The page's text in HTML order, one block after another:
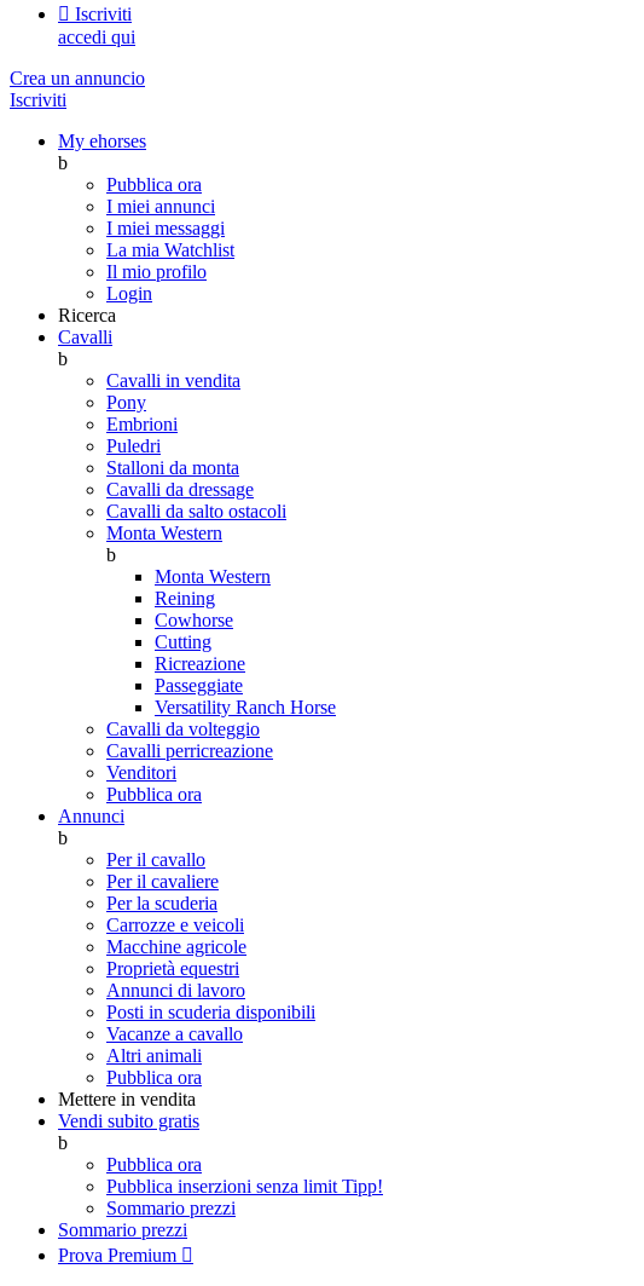
 Iscriviti
accedi qui
Crea un annuncio
Iscriviti
My ehorses
b
Pubblica ora
I miei annunci
I miei messaggi
La mia Watchlist
Il mio profilo
Login
Ricerca
Cavalli
b
Cavalli in vendita
Pony
Embrioni
Puledri
Stalloni da monta
Cavalli da dressage
Cavalli da salto ostacoli
Monta Western
b
Monta Western
Reining
Cowhorse
Cutting
Ricreazione
Passeggiate
Versatility Ranch Horse
Cavalli da volteggio
Cavalli perricreazione
Venditori
Pubblica ora
Annunci
b
Per il cavallo
Per il cavaliere
Per la scuderia
Carrozze e veicoli
Macchine agricole
Proprietà equestri
Annunci di lavoro
Posti in scuderia disponibili
Vacanze a cavallo
Altri animali
Pubblica ora
Mettere in vendita
Vendi subito gratis
b
Pubblica ora
Pubblica inserzioni senza limit Tipp!
Sommario prezzi
Sommario prezzi
Prova Premium 